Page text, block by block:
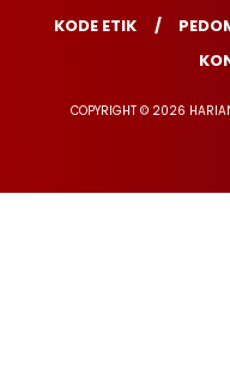
KODE ETIK
COPYRIGHT © 2026